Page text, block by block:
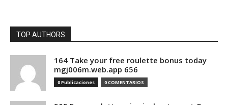
TOP AUTHORS
164 Take your free roulette bonus today
mgj006m.web.app 656
0 Publicaciones 0 COMENTARIOS